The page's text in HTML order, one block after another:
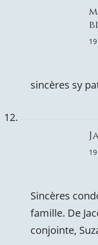
sincères sy
Sincères
famille. De
conjointe,